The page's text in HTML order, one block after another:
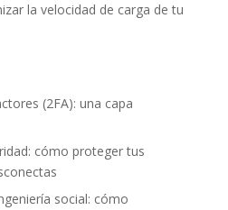
la velocidad de carga de tu
(2FA): una capa
cómo proteger tus
social: cómo